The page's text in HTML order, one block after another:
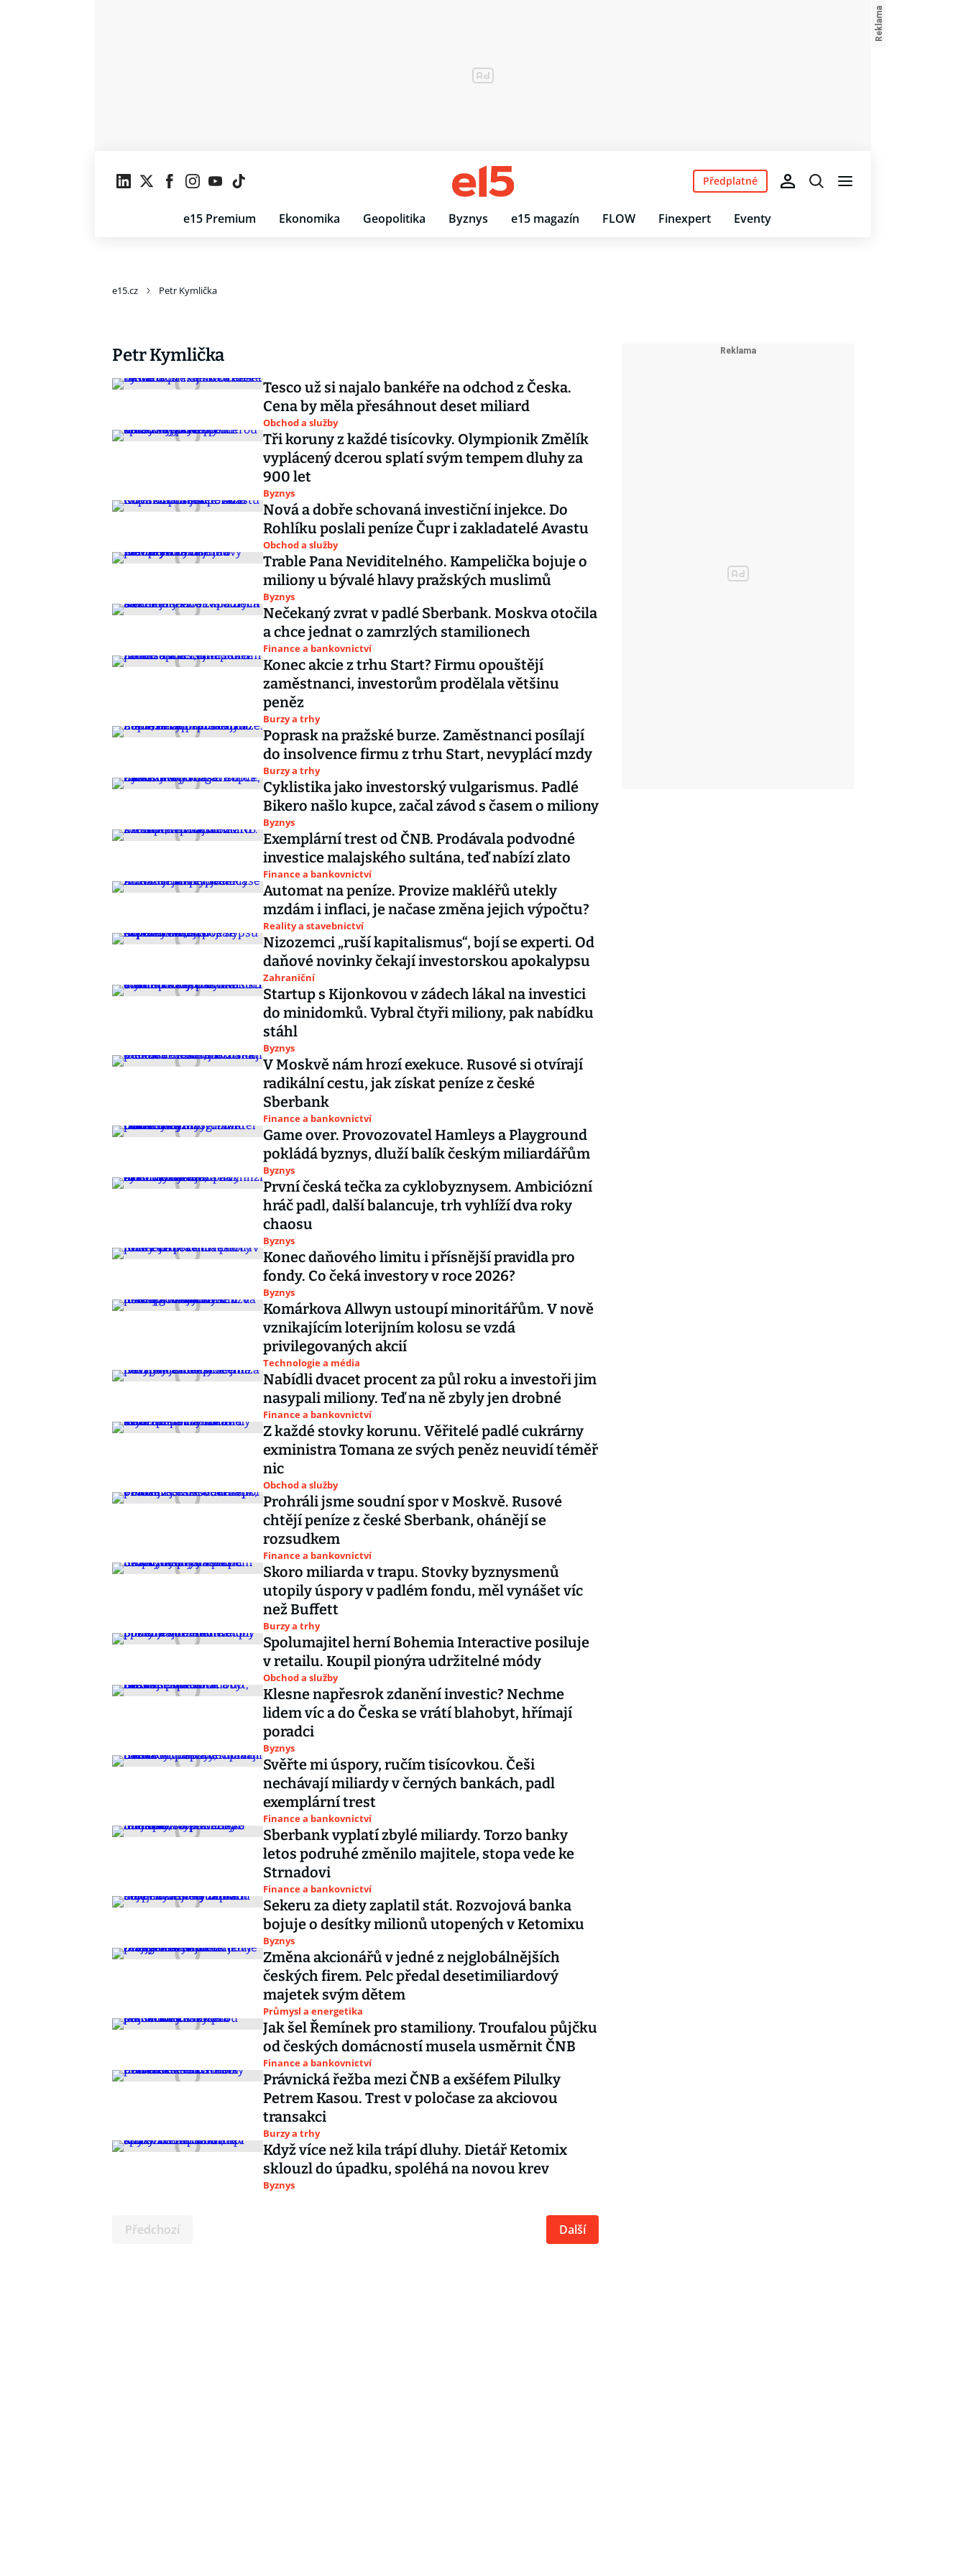
e15 Premium Ekonomika Geopolitika Byznys e15 magazín FLOW Finexpert Eventy
Předplatné
e15.cz Petr Kymlička
Petr Kymlička
Tesco už si najalo bankéře na odchod z Česka.
Cena by měla přesáhnout deset miliard
Obchod a služby
Tři koruny z každé tisícovky. Olympionik Změlík
vyplácený dcerou splatí svým tempem dluhy za
900 let
Byznys
Nová a dobře schovaná investiční injekce. Do
Rohlíku poslali peníze Čupr i zakladatelé Avastu
Obchod a služby
Trable Pana Neviditelného. Kampelička bojuje o
miliony u bývalé hlavy pražských muslimů
Byznys
Nečekaný zvrat v padlé Sberbank. Moskva otočila
a chce jednat o zamrzlých stamilionech
Finance a bankovnictví
Konec akcie z trhu Start? Firmu opouštějí
zaměstnanci, investorům prodělala většinu
peněz
Burzy a trhy
Poprask na pražské burze. Zaměstnanci posílají
do insolvence firmu z trhu Start, nevyplácí mzdy
Burzy a trhy
Cyklistika jako investorský vulgarismus. Padlé
Bikero našlo kupce, začal závod s časem o miliony
Byznys
Exemplární trest od ČNB. Prodávala podvodné
investice malajského sultána, teď nabízí zlato
Finance a bankovnictví
Automat na peníze. Provize makléřů utekly
mzdám i inflaci, je načase změna jejich výpočtu?
Reality a stavebnictví
Nizozemci „ruší kapitalismus“, bojí se experti. Od
daňové novinky čekají investorskou apokalypsu
Zahraniční
Startup s Kijonkovou v zádech lákal na investici
do minidomků. Vybral čtyři miliony, pak nabídku
stáhl
Byznys
V Moskvě nám hrozí exekuce. Rusové si otvírají
radikální cestu, jak získat peníze z české
Sberbank
Finance a bankovnictví
Game over. Provozovatel Hamleys a Playground
pokládá byznys, dluží balík českým miliardářům
Byznys
První česká tečka za cyklobyznysem. Ambiciózní
hráč padl, další balancuje, trh vyhlíží dva roky
chaosu
Byznys
Konec daňového limitu i přísnější pravidla pro
fondy. Co čeká investory v roce 2026?
Byznys
Komárkova Allwyn ustoupí minoritářům. V nově
vznikajícím loterijním kolosu se vzdá
privilegovaných akcií
Technologie a média
Nabídli dvacet procent za půl roku a investoři jim
nasypali miliony. Teď na ně zbyly jen drobné
Finance a bankovnictví
Z každé stovky korunu. Věřitelé padlé cukrárny
exministra Tomana ze svých peněz neuvidí téměř
nic
Obchod a služby
Prohráli jsme soudní spor v Moskvě. Rusové
chtějí peníze z české Sberbank, ohánějí se
rozsudkem
Finance a bankovnictví
Skoro miliarda v trapu. Stovky byznysmenů
utopily úspory v padlém fondu, měl vynášet víc
než Buffett
Burzy a trhy
Spolumajitel herní Bohemia Interactive posiluje
v retailu. Koupil pionýra udržitelné módy
Obchod a služby
Klesne napřesrok zdanění investic? Nechme
lidem víc a do Česka se vrátí blahobyt, hřímají
poradci
Byznys
Svěřte mi úspory, ručím tisícovkou. Češi
nechávají miliardy v černých bankách, padl
exemplární trest
Finance a bankovnictví
Sberbank vyplatí zbylé miliardy. Torzo banky
letos podruhé změnilo majitele, stopa vede ke
Strnadovi
Finance a bankovnictví
Sekeru za diety zaplatil stát. Rozvojová banka
bojuje o desítky milionů utopených v Ketomixu
Byznys
Změna akcionářů v jedné z nejglobálnějších
českých firem. Pelc předal desetimiliardový
majetek svým dětem
Průmysl a energetika
Jak šel Řemínek pro stamiliony. Troufalou půjčku
od českých domácností musela usměrnit ČNB
Finance a bankovnictví
Právnická řežba mezi ČNB a exšéfem Pilulky
Petrem Kasou. Trest v poločase za akciovou
transakci
Burzy a trhy
Když více než kila trápí dluhy. Dietář Ketomix
sklouzl do úpadku, spoléhá na novou krev
Byznys
Předchozí Další